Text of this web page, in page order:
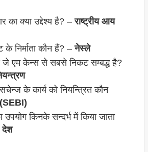
का क्या उद्देश्य है? –राष्ट्रीय आय
निर्माता कौन हैं? –नेस्ले
जे एम केन्स से सबसे निकट सम्बद्ध है?
के कार्य को नियन्त्रित कौन
उपयोग किनके सन्दर्भ में किया जाता
देश